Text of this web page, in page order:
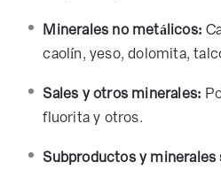
Minerales no metálicos:
caolín, yeso, dolomita,
Sales y otros minerales:
fluorita y otros.
Subproductos y minerales